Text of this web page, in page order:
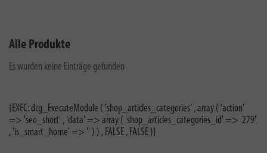
Alle Produkte
Es wurden keine Einträge gefunden
{EXEC: dcg_ExecuteModule ( 'shop_articles_categories' , array ( 'action'
=> 'seo_short' , 'data' => array ( 'shop_articles_categories_id' => '279'
, 'is_smart_home' => '' ) ) , FALSE , FALSE )}